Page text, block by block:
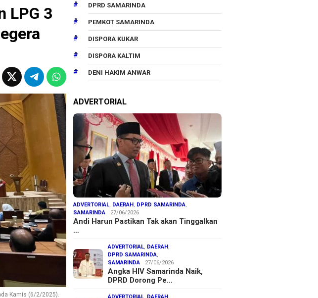
LPG 3
Kamis (6/2/2025).
DPRD SAMARINDA
PEMKOT SAMARINDA
DISPORA KUKAR
DISPORA KALTIM
DENI HAKIM ANWAR
ADVERTORIAL
ADVERTORIAL, DAERAH , DPRD SAMARINDA,
SAMARINDA
27/06/2026
Andi Harun Pastikan Tak akan Tinggalkan
…
ADVERTORIAL, DAERAH ,
DPRD SAMARINDA,
SAMARINDA
27/06/2026
Angka HIV Samarinda Naik,
DPRD Dorong Pe…